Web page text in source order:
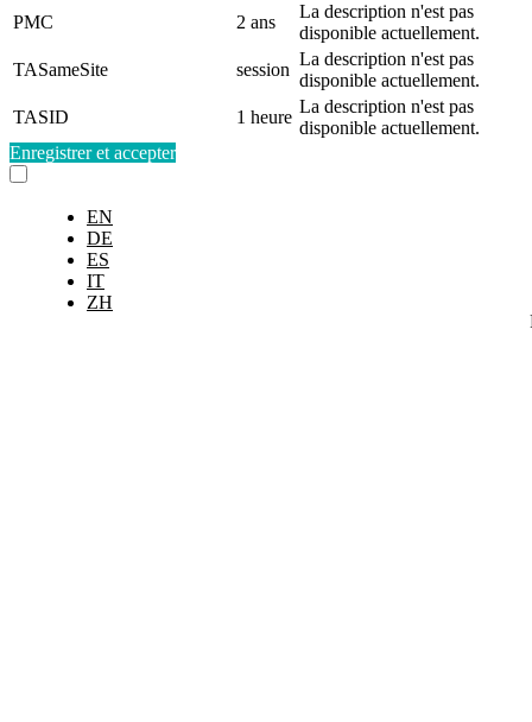
PMC
2 ans
La description n'est pas
disponible actuellement.
TASameSite
session
La description n'est pas
disponible actuellement.
TASID
1 heure
La description n'est pas
disponible actuellement.
Enregistrer et accepter
EN
DE
ES
IT
ZH